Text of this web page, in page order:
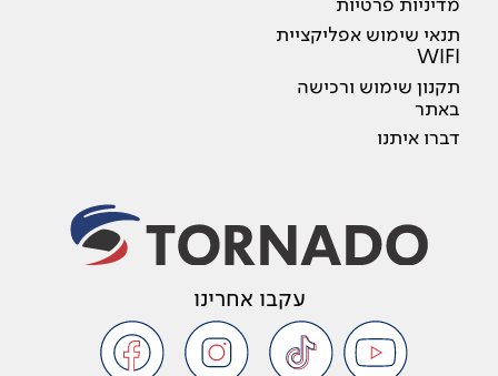
תנאי שימוש אפליקציית
WIFI
תקנון שימוש ורכישה
באתר
דברו איתנו
עקבו אחרינו